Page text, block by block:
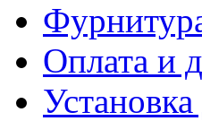
Оплата и